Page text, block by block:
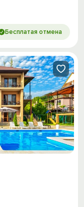
Бесплатая отмена